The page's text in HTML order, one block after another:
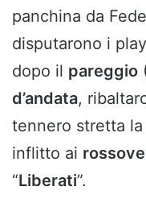
panchina da
disputarono i
dopo il pareggio
d’andata,
tennero stretta la
inflitto ai
“Liberati”.